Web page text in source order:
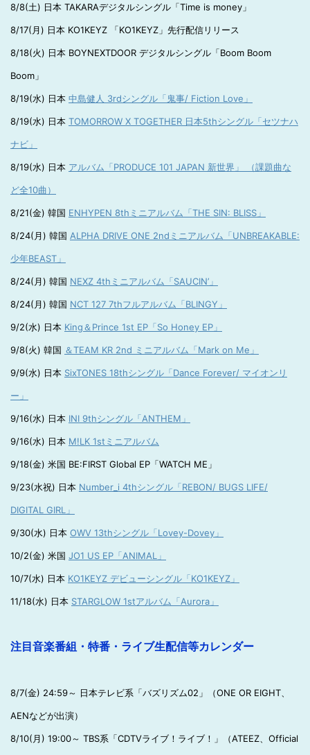
8/8(土) 日本 TAKARAデジタルシングル「Time is money」
8/17(月) 日本 KO1KEYZ 「KO1KEYZ」先行配信リリース
8/18(火) 日本 BOYNEXTDOOR デジタルシングル「Boom Boom
Boom」
8/19(水) 日本 中島健人 3rdシングル「鬼事/ Fiction Love」
8/19(水) 日本 TOMORROW X TOGETHER 日本5thシングル「セツナハ
ナビ」
8/19(水) 日本 アルバム「PRODUCE 101 JAPAN 新世界」 （課題曲な
ど全10曲）
8/21(金) 韓国 ENHYPEN 8thミニアルバム「THE SIN: BLISS」
8/24(月) 韓国 ALPHA DRIVE ONE 2ndミニアルバム「UNBREAKABLE:
少年BEAST」
8/24(月) 韓国 NEXZ 4thミニアルバム「SAUCIN’」
8/24(月) 韓国 NCT 127 7thフルアルバム「BLINGY」
9/2(水) 日本 King＆Prince 1st EP「So Honey EP」
9/8(火) 韓国 ＆TEAM KR 2nd ミニアルバム「Mark on Me」
9/9(水) 日本 SixTONES 18thシングル「Dance Forever/ マイオンリ
ー」
9/16(水) 日本 INI 9thシングル「ANTHEM」
9/16(水) 日本 M!LK 1stミニアルバム
9/18(金) 米国 BE:FIRST Global EP「WATCH ME」
9/23(水祝) 日本 Number_i 4thシングル「REBON/ BUGS LIFE/
DIGITAL GIRL」
9/30(水) 日本 OWV 13thシングル「Lovey-Dovey」
10/2(金) 米国 JO1 US EP「ANIMAL」
10/7(水) 日本 KO1KEYZ デビューシングル「KO1KEYZ」
11/18(水) 日本 STARGLOW 1stアルバム「Aurora」
注目音楽番組・特番・ライブ生配信等カレンダー
8/7(金) 24:59～ 日本テレビ系「バズリズム02」（ONE OR EIGHT、
AENなどが出演）
8/10(月) 19:00～ TBS系「CDTVライブ！ライブ！」（ATEEZ、Official